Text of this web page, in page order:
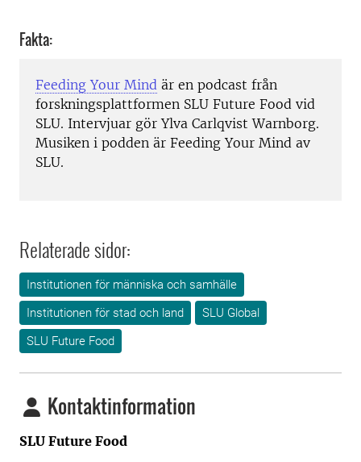
Fakta:
Feeding Your Mind är en podcast från
forskningsplattformen SLU Future Food vid
SLU. Intervjuar gör Ylva Carlqvist Warnborg.
Musiken i podden är Feeding Your Mind av
SLU.
Relaterade sidor:
Institutionen för människa och samhälle
Institutionen för stad och land
SLU Global
SLU Future Food
Kontaktinformation
SLU Future Food